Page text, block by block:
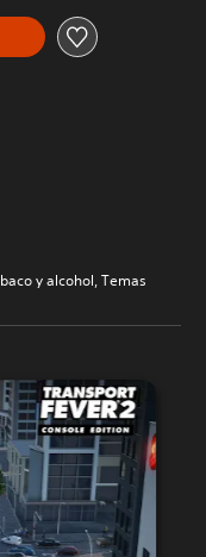
y alcohol, Temas